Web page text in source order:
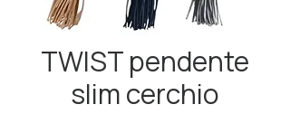
TWIST pendente
slim cerchio